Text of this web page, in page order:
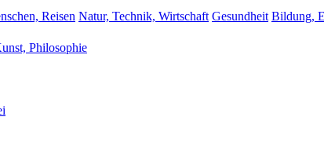
Reisen Natur, Technik, Wirtschaft Gesundheit Bildung,
Philosophie